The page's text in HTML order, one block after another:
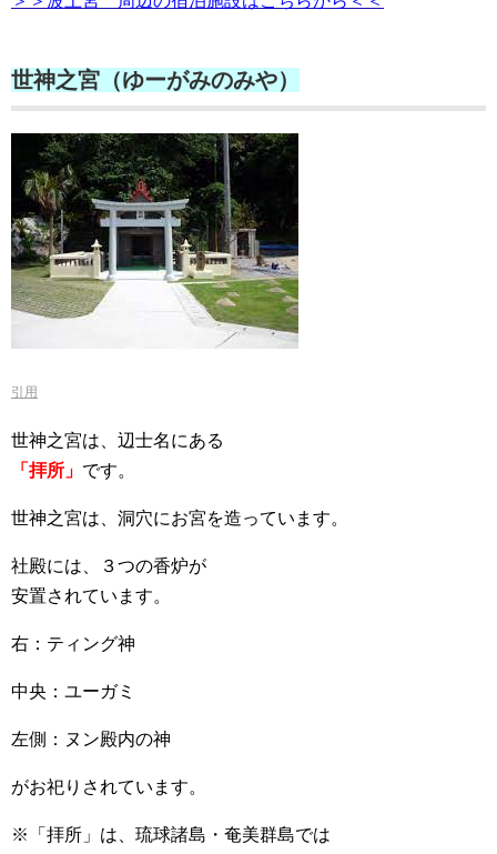
世神之宮（ゆーがみのみや）
引用
世神之宮は、辺士名にある
「拝所」 です。
世神之宮は、洞穴にお宮を造っています。
社殿には、３つの香炉が
安置されています。
右：ティング神
中央：ユーガミ
左側：ヌン殿内の神
がお祀りされています。
※「拝所」は、琉球諸島・奄美群島では